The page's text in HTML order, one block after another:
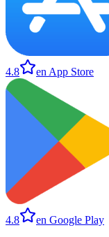
4.8 en App Store
4.8 en Google Play